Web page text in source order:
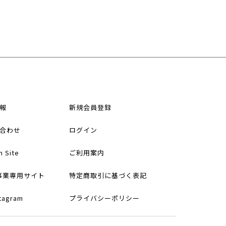
新規会員登録
わせ ログイン
Site ご利用案内
業専用サイト 特定商取引に基づく表記
プライバシーポリシー